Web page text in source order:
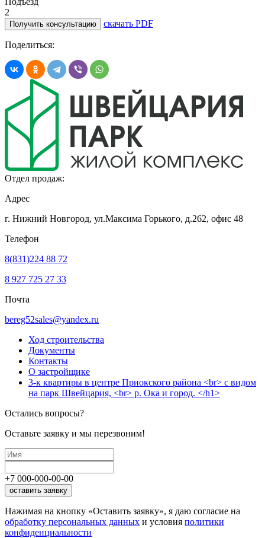
2
Получить консультацию скачать PDF
Поделиться:
Отдел продаж:
Адрес
г. Нижний Новгород, ул.Максима Горького, д.262, офис 48
Телефон
8(831)224 88 72
8 927 725 27 33
Почта
bereg52sales@yandex.ru
Ход строительства
Документы
Контакты
О застройщике
3-к квартиры в центре Приокского района <br> с видом
на парк Швейцария, <br> р. Ока и город. </h1>
Остались вопросы?
Оставьте заявку и мы перезвоним!
+7 000-000-00-00
оставить заявку
Нажимая на кнопку «Оставить заявку», я даю согласие на
обработку персональных данных и условия политики
конфиденциальности